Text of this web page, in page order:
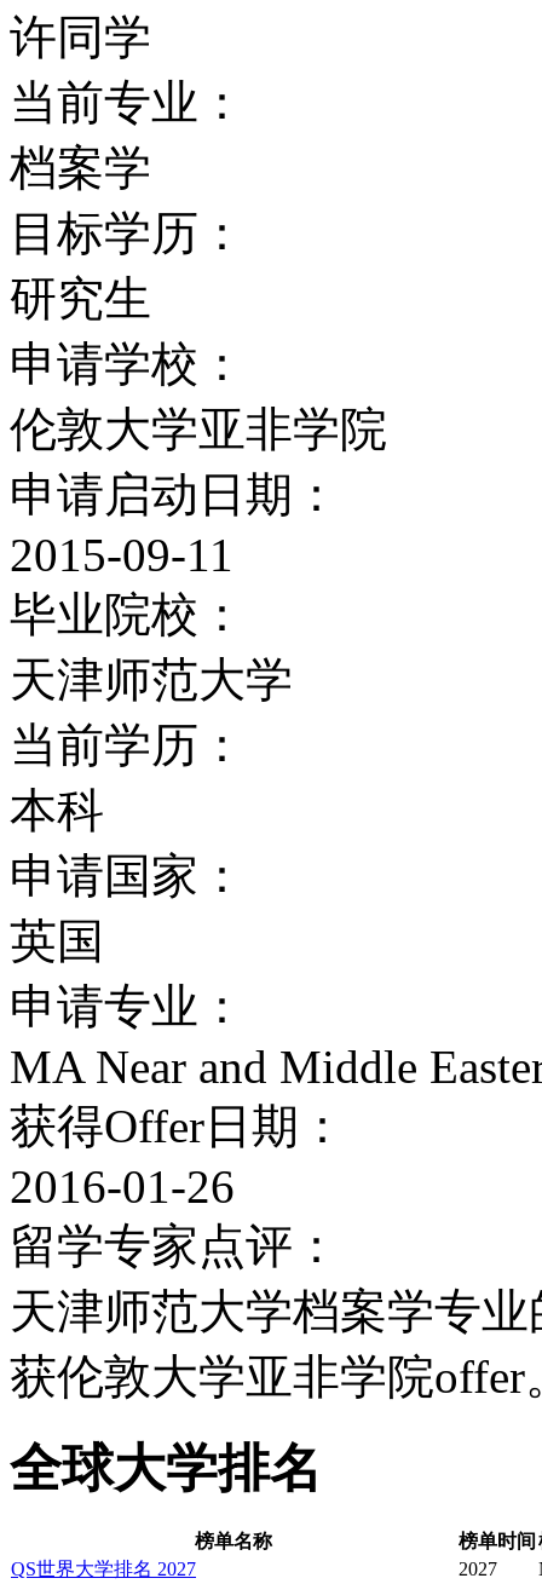
SOAS学院与全英最好
作开设了理科预科课程。
预科课程为期10个月，
十个小时学习， 学生至
习和预习、 读书、完成
和选择二任意课。必修
会和想法简介。任意课
史，现代，欧洲历史，
际法， 政治， 媒介和通
入门和经济学入门。选
业课每班约4&mdah;7人
门课平均40分以上即可
60分以上可望进入英国
均65分以上。
入学条件（本科预科）
成绩至少80分以上。
2，要求雅思5.5 (写作部
如果英语成绩不够，可
3，录取要先通过电话面
毕业去向：在本校、伦
读本科
专业方向：人文科学、
许同学
当前专业：
档案学
目标学历：
研究生
申请学校：
伦敦大学亚非学院
申请启动日期：
2015-09-11
毕业院校：
天津师范大学
当前学历：
本科
申请国家：
英国
申请专业：
MA Near and Middle
获得Offer日期：
2016-01-26
留学专家点评：
天津师范大学档案学专
获伦敦大学亚非学院offer
全球大学排名
榜单名称 榜单时间
QS世界大学排名 2027
2027